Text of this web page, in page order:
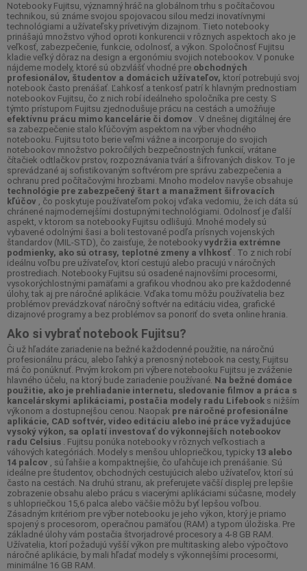
Notebooky Fujitsu, významný hráč na globálnom trhu s počítačovou
technikou, sú známe svojou spojovacou silou medzi inovatívnymi
technológiami a užívateľsky prívetivým dizajnom. Tieto notebooky
prinášajú množstvo výhod oproti konkurencii v rôznych aspektoch ako je
veľkosť, zabezpečenie, funkcie, odolnosť, a výkon. Spoločnosť Fujitsu
kladie veľký dôraz na design a ergonómiu svojich notebookov. V ponuke
nájdeme modely, ktoré sú obzvlášť vhodné pre obchodných
profesionálov, študentov a domácich užívateľov, ktorí potrebujú svoj
notebook často prenášať. Ľahkosť a tenkosť patrí k hlavným prednostiam
notebookov Fujitsu, čo z nich robí ideálneho spoločníka pre cesty. S
týmto prístupom Fujitsu zjednodušuje prácu na cestách a umožňuje
efektívnu prácu mimo kancelárie či domov . V dnešnej digitálnej ére
sa zabezpečenie stalo kľúčovým aspektom na výber vhodného
notebooku. Fujitsu toto berie veľmi vážne a incorporuje do svojich
notebookov množstvo pokročilých bezpečnostných funkcií, vrátane
čítačiek odtlačkov prstov, rozpoznávania tvárí a šifrovaných diskov. To je
sprevádzané aj sofistikovaným softvérom pre správu zabezpečenia a
ochranu pred počítačovými hrozbami. Mnoho modelov navyše obsahuje
technológie pre zabezpečený štart a manažment šifrovacích
kľúčov , čo poskytuje používateľom pokoj vďaka vedomiu, že ich dáta sú
chránené najmodernejšími dostupnými technológiami. Odolnosť je ďalší
aspekt, v ktorom sa notebooky Fujitsu odlišujú. Mnohé modely sú
vybavené odolnými šasi a boli testované podľa prísnych vojenských
štandardov (MIL-STD), čo zaisťuje, že notebooky vydržia extrémne
podmienky, ako sú otrasy, teplotné zmeny a vlhkosť. To z nich robí
ideálnu voľbu pre užívateľov, ktorí cestujú alebo pracujú v náročných
prostrediach. Notebooky Fujitsu sú osadené najnovšími procesormi,
vysokorýchlostnými pamäťami a grafikou vhodnou ako pre každodenné
úlohy, tak aj pre náročné aplikácie. Vďaka tomu môžu používatelia bez
problémov prevádzkovať náročný softvér na editáciu videa, grafické
dizajnové programy a bez problémov sa ponoriť do sveta online hrania.
Ako si vybrať notebook Fujitsu?
Či už hľadáte zariadenie na bežné každodenné použitie, na náročnú
profesionálnu prácu, alebo ľahký a prenosný notebook na cesty, Fujitsu
má čo ponúknuť. Prvým krokom pri výbere notebooku Fujitsu je zváženie
hlavného účelu, na ktorý bude zariadenie používané. Na bežné domáce
použitie, ako je prehliadanie internetu, sledovanie filmov a práca s
kancelárskymi aplikáciami, postačia modely radu Lifebook s nižším
výkonom a dostupnejšou cenou. Naopak pre náročné profesionálne
aplikácie, CAD softvér, video editáciu alebo iné práce vyžadujúce
vysoký výkon, sa oplatí investovať do výkonnejších notebookov
radu Celsius . Fujitsu ponúka notebooky v rôznych veľkostiach a
váhových kategóriách. Modely s menšou uhlopriečkou, typicky 13 alebo
14 palcov , sú ľahšie a kompaktnejšie, čo uľahčuje ich prenášanie. Sú
ideálne pre študentov, obchodných cestujúcich alebo užívateľov, ktorí sú
často na cestách. Na druhú stranu, ak preferujete väčší displej pre lepšie
zobrazenie obsahu alebo prácu s viacerými aplikáciami súčasne, modely
s uhlopriečkou 15,6 palca alebo väčšie môžu byť lepšou voľbou.
Zásadným kritériom pre výber notebooku je jeho výkon, ktorý je priamo
spojený s procesorom, operačnou pamäťou (RAM) a typom úložiska. Pre
základné úlohy vám postačia štvorjadrové procesory a 4-8 GB RAM.
Užívatelia, ktorí požadujú vyšší výkon pre multitasking alebo výpočtovo
náročné aplikácie, by mali hľadať modely s výkonnejšími procesormi,
minimálne 16 GB RAM.